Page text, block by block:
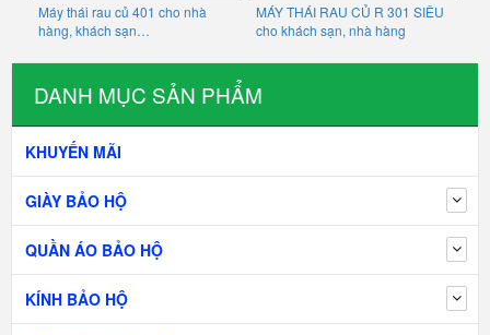
DANH MỤC SẢN PHẨM
KHUYẾN MÃI
GIÀY BẢO HỘ
QUẦN ÁO BẢO HỘ
KÍNH BẢO HỘ
Máy thái rau củ 401 cho nhà
hàng, khách sạn…
MÁY THÁI RAU CỦ R 301 SIÊU
cho khách sạn, nhà hàng